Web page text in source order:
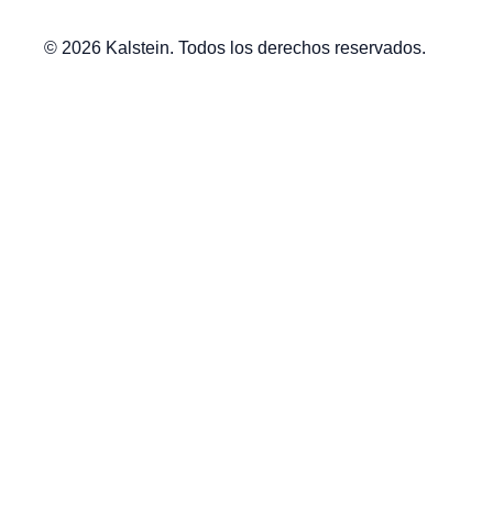
© 2026 Kalstein. Todos los derechos reservados.